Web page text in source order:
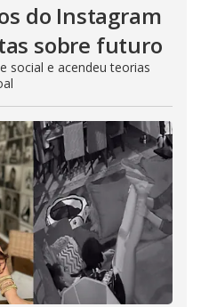
do Instagram
sobre futuro
social e acendeu teorias